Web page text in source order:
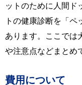
ットのために人間ド
トの健康診断を「
あります。ここでは
や注意点などまとめ
費用について